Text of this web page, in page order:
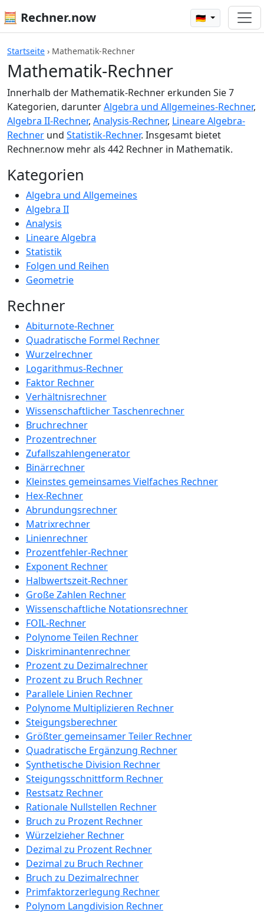
🧮 Rechner.now 🇩🇪
Startseite › Mathematik-Rechner
Mathematik-Rechner
Innerhalb der Mathematik-Rechner erkunden Sie 7
Kategorien, darunterAlgebra und Allgemeines-Rechner,
Algebra II-Rechner, Analysis-Rechner, Lineare Algebra-
Rechner und Statistik-Rechner. Insgesamt bietet
Rechner.now mehr als 442 Rechner in Mathematik.
Kategorien
Algebra und Allgemeines
Algebra II
Analysis
Lineare Algebra
Statistik
Folgen und Reihen
Geometrie
Rechner
Abiturnote-Rechner
Quadratische Formel Rechner
Wurzelrechner
Logarithmus-Rechner
Faktor Rechner
Verhältnisrechner
Wissenschaftlicher Taschenrechner
Bruchrechner
Prozentrechner
Zufallszahlengenerator
Binärrechner
Kleinstes gemeinsames Vielfaches Rechner
Hex-Rechner
Abrundungsrechner
Matrixrechner
Linienrechner
Prozentfehler-Rechner
Exponent Rechner
Halbwertszeit-Rechner
Große Zahlen Rechner
Wissenschaftliche Notationsrechner
FOIL-Rechner
Polynome Teilen Rechner
Diskriminantenrechner
Prozent zu Dezimalrechner
Prozent zu Bruch Rechner
Parallele Linien Rechner
Polynome Multiplizieren Rechner
Steigungsberechner
Größter gemeinsamer Teiler Rechner
Quadratische Ergänzung Rechner
Synthetische Division Rechner
Steigungsschnittform Rechner
Restsatz Rechner
Rationale Nullstellen Rechner
Bruch zu Prozent Rechner
Würzelzieher Rechner
Dezimal zu Prozent Rechner
Dezimal zu Bruch Rechner
Bruch zu Dezimalrechner
Primfaktorzerlegung Rechner
Polynom Langdivision Rechner